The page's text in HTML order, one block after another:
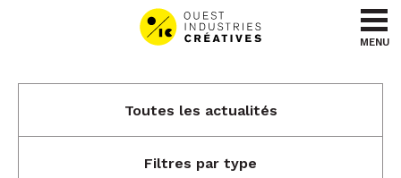
Aller au menu
Aller au contenu
MENU
Toutes les actualités
Filtres par type